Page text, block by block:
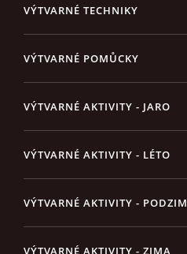
VÝTVARNÉ TECHNIKY
VÝTVARNÉ POMŮCKY
VÝTVARNÉ AKTIVITY - JARO
VÝTVARNÉ AKTIVITY - LÉTO
VÝTVARNÉ AKTIVITY - PODZIM
VÝTVARNÉ AKTIVITY - ZIMA